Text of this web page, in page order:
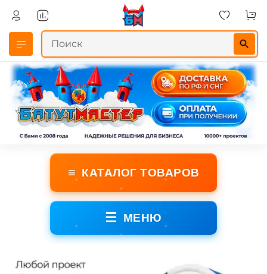
≡ КАТАЛОГ ТОВАРОВ
☰ МЕНЮ